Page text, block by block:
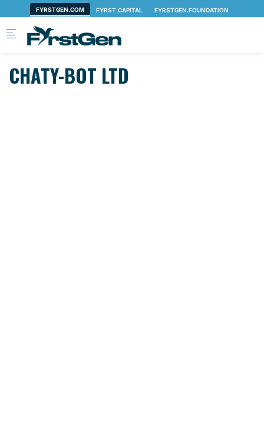
Skip to main content
CHATY-BOT LTD